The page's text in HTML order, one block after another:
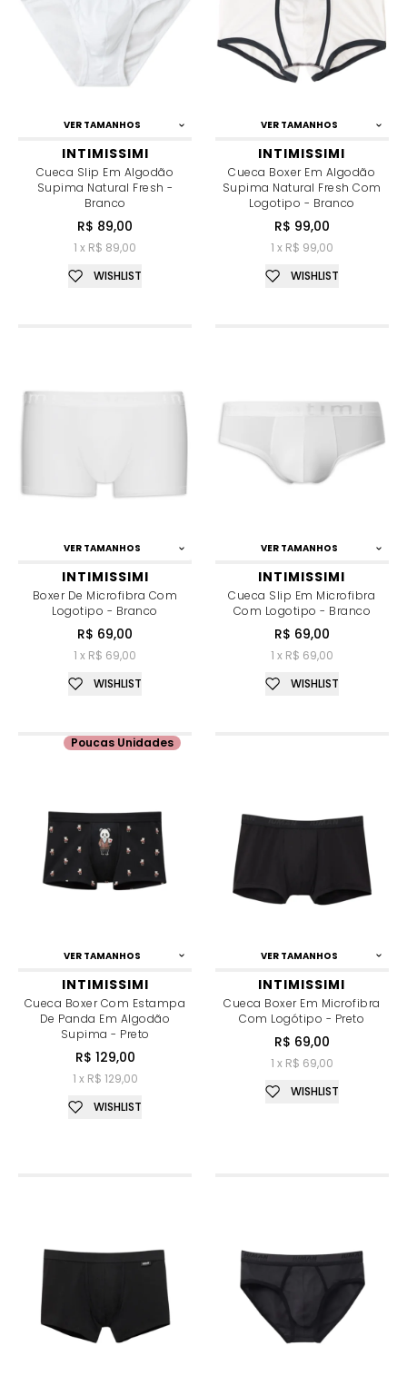
VER TAMANHOS
INTIMISSIMI
Cueca Slip Em Algodão
Supima Natural Fresh -
Branco
R$ 89,00
1 x R$ 89,00
WISHLIST
VER TAMANHOS
INTIMISSIMI
Cueca Boxer Em Algodão
Supima Natural Fresh Com
Logotipo - Branco
R$ 99,00
1 x R$ 99,00
WISHLIST
VER TAMANHOS
INTIMISSIMI
Boxer De Microfibra Com
Logotipo - Branco
R$ 69,00
1 x R$ 69,00
WISHLIST
VER TAMANHOS
INTIMISSIMI
Cueca Slip Em Microfibra
Com Logotipo - Branco
R$ 69,00
1 x R$ 69,00
WISHLIST
VER TAMANHOS
INTIMISSIMI
Cueca Boxer Com Estampa
De Panda Em Algodão
Supima - Preto
R$ 129,00
1 x R$ 129,00
Poucas Unidades
WISHLIST
VER TAMANHOS
INTIMISSIMI
Cueca Boxer Em Microfibra
Com Logótipo - Preto
R$ 69,00
1 x R$ 69,00
WISHLIST